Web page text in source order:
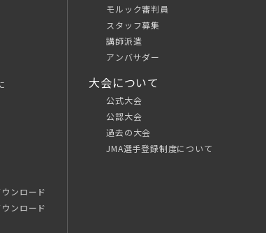
ンロード
ンロード
モルック審判員
スタッフ募集
講師派遣
アンバサダー
大会について
公式大会
公認大会
過去の大会
JMA選手登録制度について